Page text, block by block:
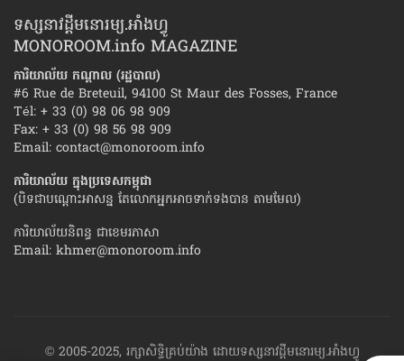
ទស្សនាវដ្ដីមនោរម្យ.អាំងហ្វូ
MONOROOM.info MAGAZINE
ការិយាល័យ កណ្ដាល (រដ្ឋបាល)
#6 Rue de Breteuil, 94100 St Maur des Fosses, France
Tél: + 33 (0) 98 06 98 909
Fax: + 33 (0) 98 56 98 909
Email: contact@monoroom.info
ការិយាល័យ ក្នុង​ប្រទេស​កម្ពុជា
(បិទជាបណ្ដោះអាសន្ន តែលោកអ្នកអាចទាក់ទងបាន តាមមែល)
ការិយាល័យនិពន្ធ ជាខេមរភាសា
Email: khmer@monoroom.info
© 2005-2025, រក្សាសិទ្ធិគ្រប់យ៉ាង ដោយទស្សនាវដ្ដី​មនោរម្យ.អាំងហ្វូ